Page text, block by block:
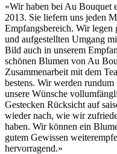
«Wir haben bei Au Bouquet
2013. Sie liefern uns jeden
Empfangsbereich. Wir legen
und aufgestellten Umgang
Bild auch in unserem
schönen Blumen von Au
Zusammenarbeit mit dem
bestens. Wir werden
unsere Wünsche
Gestecken Rücksicht auf
wieder nach, wie wir
haben. Wir können ein
gutem Gewissen
hervorragend.»